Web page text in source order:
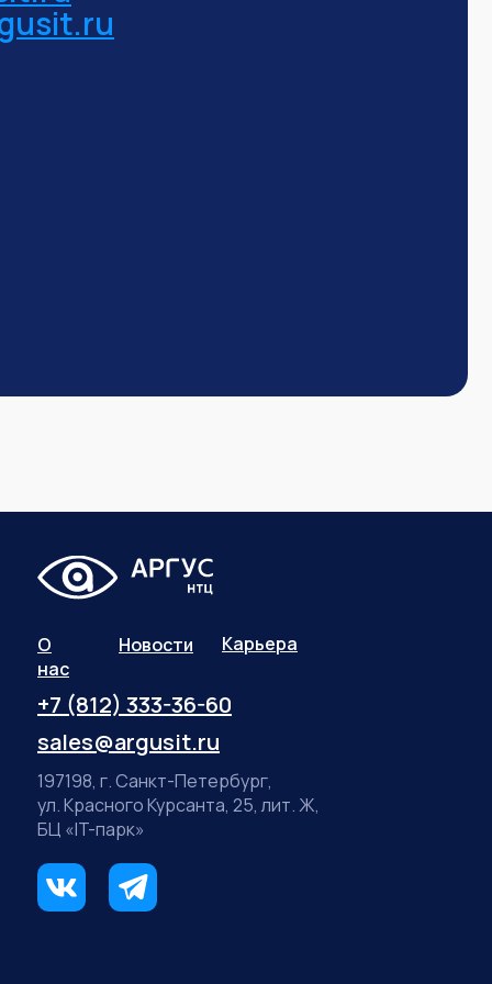
О
нас
+7 (812) 333-36-60
sales@argusit.ru
Новости Карьера
197198, г. Санкт-Петербург,
ул. Красного Курсанта, 25, лит. Ж,
БЦ «IT-парк»